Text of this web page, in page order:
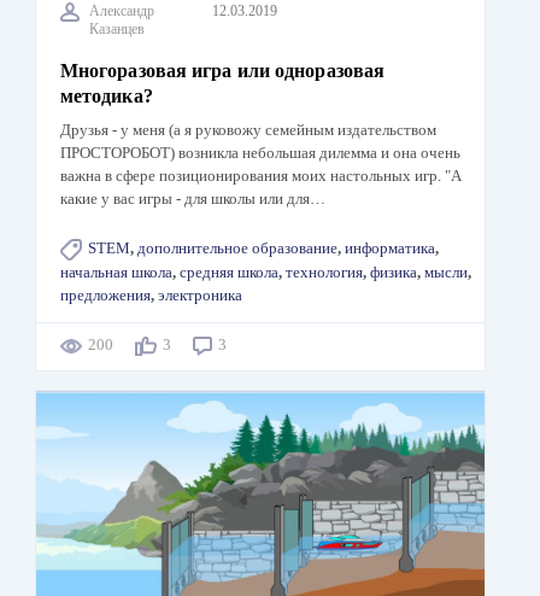
Александр
Казанцев
12.03.2019
Многоразовая игра или одноразовая
методика?
Друзья - у меня (а я руковожу семейным издательством
ПРОСТОРОБОТ) возникла небольшая дилемма и она очень
важна в сфере позиционирования моих настольных игр. "А
какие у вас игры - для школы или для…
STEM, дополнительное образование, информатика,
начальная школа, средняя школа, технология, физика, мысли,
предложения, электроника
200 3 3